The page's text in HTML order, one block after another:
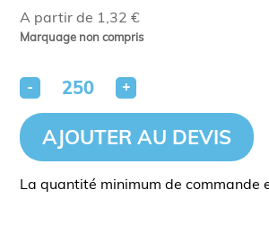
A partir de 1,32 €
Marquage non compris
- +
AJOUTER AU DEVIS
La quantité minimum de commande